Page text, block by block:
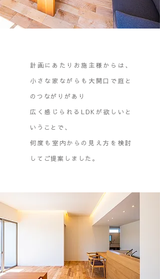
計画にあたりお施主様からは、
小さな家ながらも大開口で庭と
のつながりがあり
広く感じられるLDKが欲しいと
いうことで、
何度も室内からの見え方を検討
してご提案しました。